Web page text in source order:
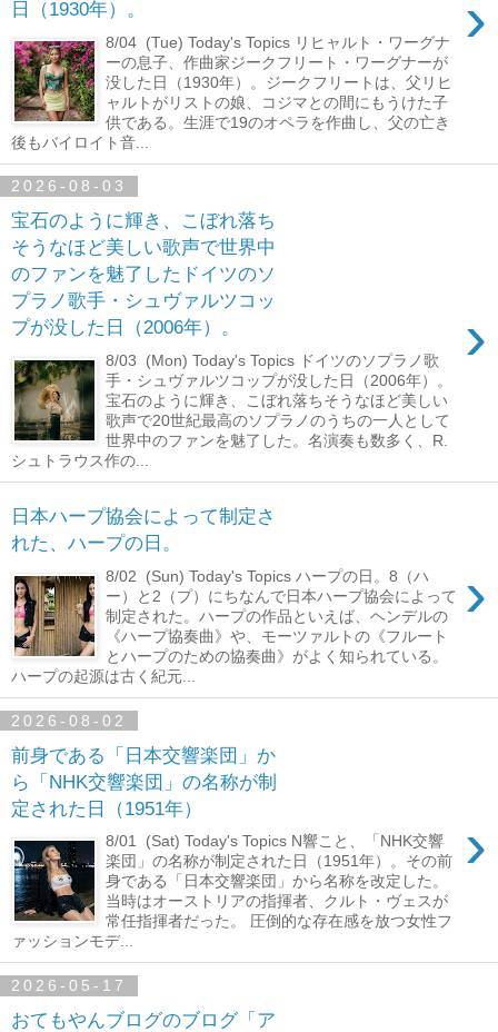
日（1930年）。 ›
8/04 (Tue) Today's Topics リヒャルト・ワーグナ
ーの息子、作曲家ジークフリート・ワーグナーが
没した日（1930年）。ジークフリートは、父リヒ
ャルトがリストの娘、コジマとの間にもうけた子
供である。生涯で19のオペラを作曲し、父の亡き
後もバイロイト音...
2026-08-03
宝石のように輝き、こぼれ落ち
そうなほど美しい歌声で世界中
のファンを魅了したドイツのソ
プラノ歌手・シュヴァルツコッ
プが没した日（2006年）。
›
8/03 (Mon) Today's Topics ドイツのソプラノ歌
手・シュヴァルツコップが没した日（2006年）。
宝石のように輝き、こぼれ落ちそうなほど美しい
歌声で20世紀最高のソプラノのうちの一人として
世界中のファンを魅了した。名演奏も数多く、R.
シュトラウス作の...
日本ハープ協会によって制定さ
れた、ハープの日。
›
8/02 (Sun) Today's Topics ハープの日。8（ハ
ー）と2（プ）にちなんで日本ハープ協会によって
制定された。ハープの作品といえば、ヘンデルの
《ハープ協奏曲》や、モーツァルトの《フルート
とハープのための協奏曲》がよく知られている。
ハープの起源は古く紀元...
2026-08-02
前身である「日本交響楽団」か
ら「NHK交響楽団」の名称が制
定された日（1951年）
›
8/01 (Sat) Today's Topics N響こと、「NHK交響
楽団」の名称が制定された日（1951年）。その前
身である「日本交響楽団」から名称を改定した。
当時はオーストリアの指揮者、クルト・ヴェスが
常任指揮者だった。 圧倒的な存在感を放つ女性フ
ァッションモデ...
2026-05-17
おてもやんブログのブログ「ア